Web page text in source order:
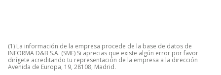
(1) La información de la empresa procede de la base de datos de
INFORMA D&B S.A. (SME) Si aprecias que existe algún error por favor
dirígete acreditando tu representación de la empresa a la dirección
Avenida de Europa, 19, 28108, Madrid.